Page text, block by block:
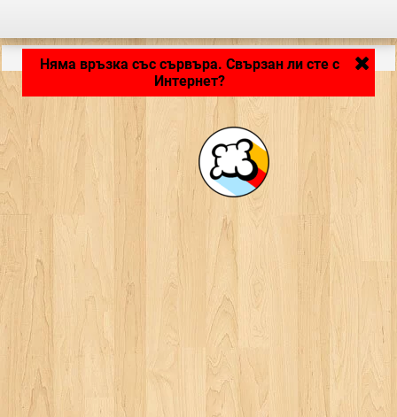
Зареждане на приложението... ...